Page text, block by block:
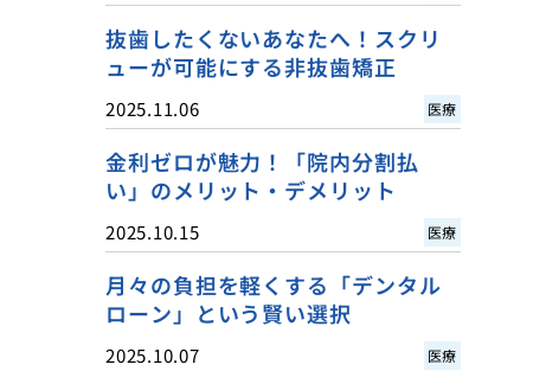
抜歯したくないあなたへ！スクリ
ューが可能にする非抜歯矯正
2025.11.06 医療
金利ゼロが魅力！「院内分割払
い」のメリット・デメリット
2025.10.15 医療
月々の負担を軽くする「デンタル
ローン」という賢い選択
2025.10.07 医療